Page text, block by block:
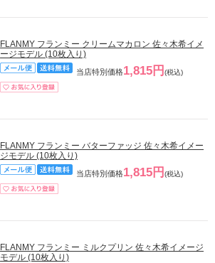
FLANMY フランミー クリームマカロン 佐々木希イメ
ージモデル (10枚入り)
当店特別価格1,815円 (税込)
FLANMY フランミー バターファッジ 佐々木希イメー
ジモデル (10枚入り)
当店特別価格1,815円 (税込)
FLANMY フランミー ミルクプリン 佐々木希イメージ
モデル (10枚入り)